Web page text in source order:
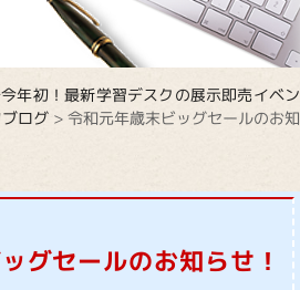
年初！最新学習デスクの展示即売イベン
ログ > 令和元年歳末ビッグセールのお知
グセールのお知らせ！